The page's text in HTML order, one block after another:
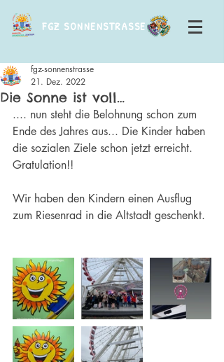
FGZ SONNENSTRASSE
Die Sonne ist voll…
fgz-sonnenstrasse
21. Dez. 2022
.... nun steht die Belohnung schon zum
Ende des Jahres aus... Die Kinder haben
die sozialen Ziele schon jetzt erreicht.
Gratulation!!
Wir haben den Kindern einen Ausflug
zum Riesenrad in die Altstadt geschenkt.